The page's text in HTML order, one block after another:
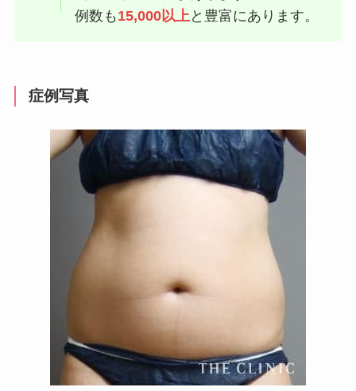
例数も 15,000以上 と豊富にあります。
症例写真